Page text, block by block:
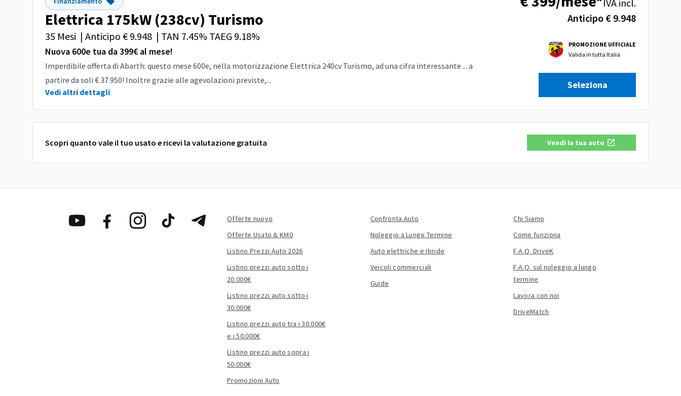
Elettrica 175kW (238cv) Turismo
35 Mesi | Anticipo € 9.948 | TAN 7.45% TAEG 9.18%
Nuova 600e tua da 399€ al mese!
Imperdibile offerta di Abarth: questo mese 600e, nella motorizzazione Elettrica 240cv Turismo, ad una cifra interessante ... a
partire da soli € 37.950! Inoltre grazie alle agevolazioni previste,...
Vedi altri dettagli
IVA incl.
Anticipo € 9.948
PROMOZIONE UFFICIALE
Valida in tutta Italia
Seleziona
Scopri quanto vale il tuo usato e ricevi la valutazione gratuita Vendi la tua auto
Offerte nuovo
Offerte Usato & KM0
Listino Prezzi Auto 2026
Listino prezzi auto sotto i
20.000€
Listino prezzi auto sotto i
30.000€
Listino prezzi auto tra i 30.000€
e i 50.000€
Listino prezzi auto sopra i
50.000€
Promozioni Auto
Confronta Auto
Noleggio a Lungo Termine
Auto elettriche e Ibride
Veicoli commerciali
Guide
Chi Siamo
Come funziona
F.A.Q. DriveK
F.A.Q. sul noleggio a lungo
termine
Lavora con noi
DriveMatch